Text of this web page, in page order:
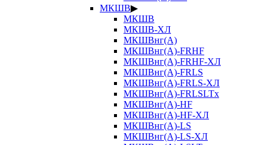
МКШВ▶
МКШВ
МКШВ-ХЛ
МКШВнг(А)
МКШВнг(А)-FRHF
МКШВнг(А)-FRHF-ХЛ
МКШВнг(А)-FRLS
МКШВнг(А)-FRLS-ХЛ
МКШВнг(А)-FRLSLTx
МКШВнг(А)-HF
МКШВнг(А)-HF-ХЛ
МКШВнг(А)-LS
МКШВнг(А)-LS-ХЛ